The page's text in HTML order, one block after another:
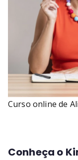
Curso online de
Conheça o